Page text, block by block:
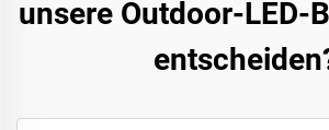
unsere Outdoor-LED-